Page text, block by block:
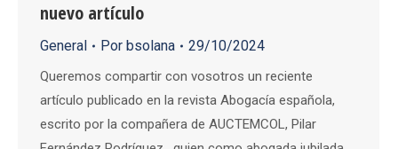
nuevo artículo
General Por bsolana 29/10/2024
Queremos compartir con vosotros un reciente
artículo publicado en la revista Abogacía española,
escrito por la compañera de AUCTEMCOL, Pilar